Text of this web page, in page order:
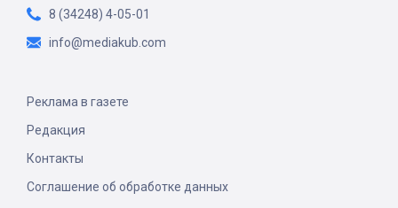
8 (34248) 4-05-01
info@mediakub.com
Реклама в газете
Редакция
Контакты
Соглашение об обработке данных